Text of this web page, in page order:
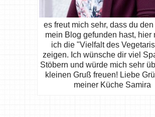
es freut mich sehr, dass du
mein Blog gefunden hast, hier
ich die "Vielfalt des
zeigen. Ich wünsche dir viel
Stöbern und würde mich sehr
kleinen Gruß freuen! Liebe
meiner Küche Samira